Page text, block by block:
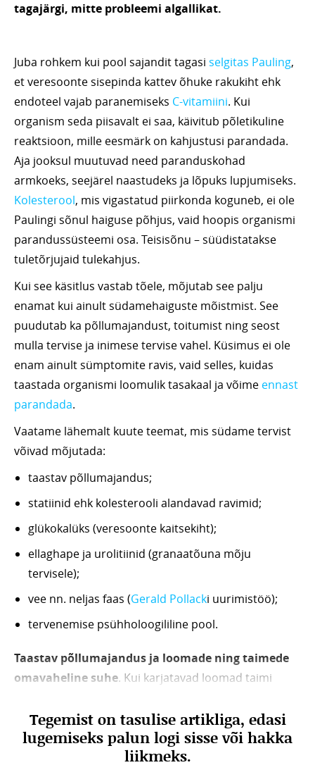
tagajärgi, mitte probleemi algallikat.
Juba rohkem kui pool sajandit tagasi selgitas Pauling,
et veresoonte sisepinda kattev õhuke rakukiht ehk
endoteel vajab paranemiseks C-vitamiini. Kui
organism seda piisavalt ei saa, käivitub põletikuline
reaktsioon, mille eesmärk on kahjustusi parandada.
Aja jooksul muutuvad need paranduskohad
armkoeks, seejärel naastudeks ja lõpuks lupjumiseks.
Kolesterool, mis vigastatud piirkonda koguneb, ei ole
Paulingi sõnul haiguse põhjus, vaid hoopis organismi
parandussüsteemi osa. Teisisõnu – süüdistatakse
tuletõrjujaid tulekahjus.
Kui see käsitlus vastab tõele, mõjutab see palju
enamat kui ainult südamehaiguste mõistmist. See
puudutab ka põllumajandust, toitumist ning seost
mulla tervise ja inimese tervise vahel. Küsimus ei ole
enam ainult sümptomite ravis, vaid selles, kuidas
taastada organismi loomulik tasakaal ja võime ennast
parandada.
Vaatame lähemalt kuute teemat, mis südame tervist
võivad mõjutada:
taastav põllumajandus;
statiinid ehk kolesterooli alandavad ravimid;
glükokalüks (veresoonte kaitsekiht);
ellaghape ja urolitiinid (granaatõuna mõju
tervisele);
vee nn. neljas faas (Gerald Pollacki uurimistöö);
tervenemise psühholoogililine pool.
Taastav põllumajandus ja loomade ning taimede
omavaheline suhe. Kui karjatavad loomad taimi
signaalmolekulidena, mis stimuleerivad taimede juuri
sügavamale mulda kasvama. Tänu sellele saavad
taimed rohkem mineraale ja toitaineid. Need
Tegemist on tasulise artikliga, edasi
lugemiseks palun logi sisse või hakka
liikmeks.